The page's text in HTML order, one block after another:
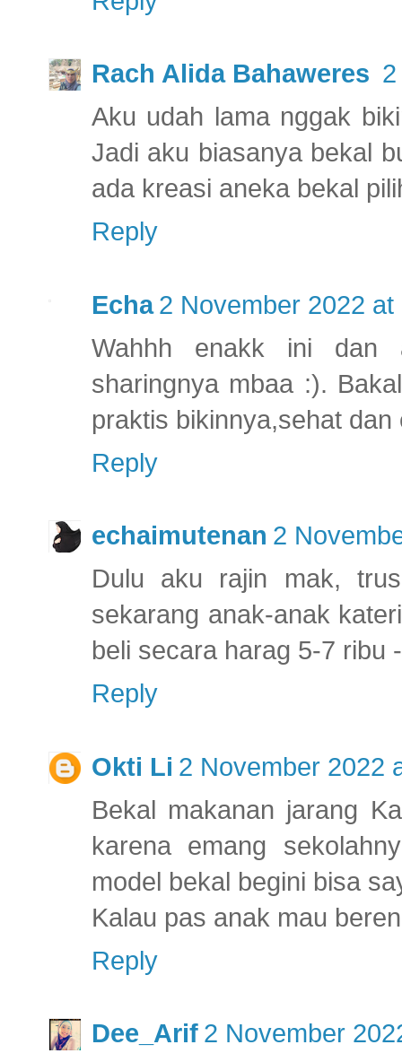
Rach Alida Bahaweres
Aku udah lama nggak
Jadi aku biasanya bekal
ada kreasi aneka bekal
Reply
Echa 2 November 2022 at
Wahhh enakk ini dan
sharingnya mbaa :).
praktis bikinnya,sehat dan
Reply
echaimutenan 2
Dulu aku rajin mak,
sekarang anak-anak
beli secara harag 5-7 ribu
Reply
Okti Li 2 November 2022
Bekal makanan jarang
karena emang
model bekal begini bisa
Kalau pas anak mau
Reply
Dee_Arif 2 November